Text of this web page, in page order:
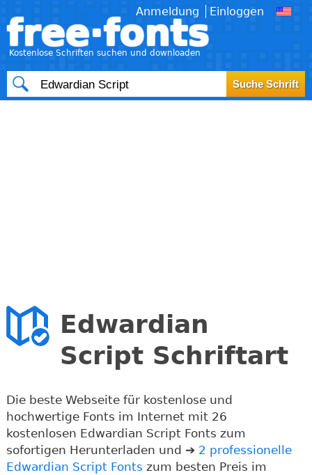
free·fonts
Kostenlose Schriften suchen und downloaden
Anmeldung Einloggen
Edwardian
Script Schriftart
Die beste Webseite für kostenlose und
hochwertige Fonts im Internet mit 26
kostenlosen Edwardian Script Fonts zum
sofortigen Herunterladen und ➔ 2 professionelle
Edwardian Script Fonts zum besten Preis im